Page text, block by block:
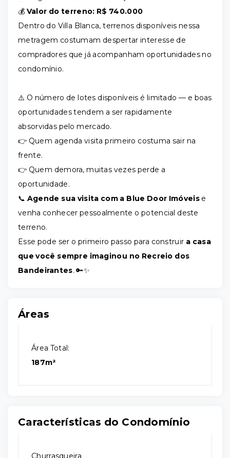
💰 Valor do terreno: R$ 740.000
Dentro do Villa Blanca, terrenos disponíveis nessa
metragem costumam despertar interesse de
compradores que já acompanham oportunidades no
condomínio.
⚠️ O número de lotes disponíveis é limitado — e boas
oportunidades tendem a ser rapidamente
absorvidas pelo mercado.
👉 Quem agenda visita primeiro costuma sair na
frente.
👉 Quem demora, muitas vezes perde a
oportunidade.
📞 Agende sua visita com a Blue Door Imóveise
venha conhecer pessoalmente o potencial deste
terreno.
Esse pode ser o primeiro passo para construir a casa
que você sempre imaginou no Recreio dos
Bandeirantes. 🔑✨
Áreas
Área Total:
187m²
Características do Condomínio
Churrasqueira